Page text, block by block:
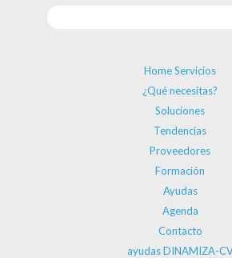
Home Servicios
¿Qué necesitas?
Soluciones
Tendencias
Proveedores
Formación
Ayudas
Agenda
Contacto
ayudas DINAMIZA-